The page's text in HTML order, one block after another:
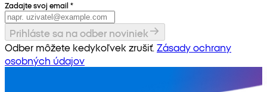
Zadajte svoj email *
Prihláste sa na odber noviniek
Odber môžete kedykoľvek zrušiť. Zásady ochrany
osobných údajov